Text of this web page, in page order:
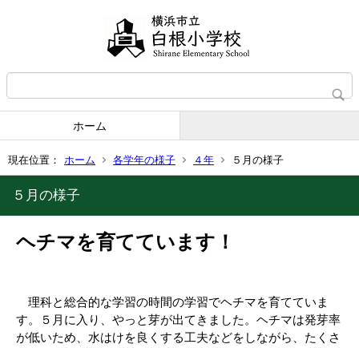
ホーム
現在位置： ホーム 各学年の様子 ４年 ５月の様子
５月の様子
ヘチマを育てています！
理科と総合的な学習の時間の学習でヘチマを育てていま
す。５月に入り、やっと芽が出てきました。ヘチマは発芽率
が低いため、水はけを良くする工夫などをしながら、たくさ